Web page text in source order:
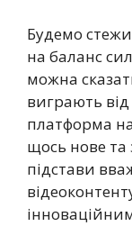
Будемо
на баланс
можна
виграють
платформа
щось нове та
підстави